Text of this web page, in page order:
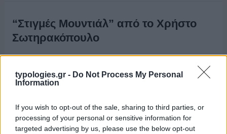
typologies.gr - Do Not Process My Personal
Information
If you wish to opt-out of the sale, sharing to third parties, or
processing of your personal or sensitive information for
targeted advertising by us, please use the below opt-out
“Στιγμές Μουντιάλ” από το Χρήστο
Σωτηρακόπουλο
04/06/2014